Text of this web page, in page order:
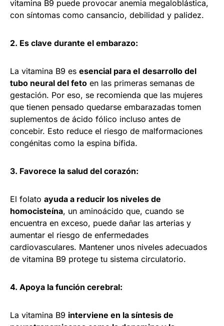
vitamina B9 puede provocar anemia megaloblástica,
con síntomas como cansancio, debilidad y palidez.
2. Es clave durante el embarazo:
La vitamina B9 es esencial para el desarrollo del
tubo neural del feto en las primeras semanas de
gestación. Por eso, se recomienda que las mujeres
que tienen pensado quedarse embarazadas tomen
suplementos de ácido fólico incluso antes de
concebir. Esto reduce el riesgo de malformaciones
congénitas como la espina bífida.
3. Favorece la salud del corazón:
El folato ayuda a reducir los niveles de
homocisteína, un aminoácido que, cuando se
encuentra en exceso, puede dañar las arterias y
aumentar el riesgo de enfermedades
cardiovasculares. Mantener unos niveles adecuados
de vitamina B9 protege tu sistema circulatorio.
4. Apoya la función cerebral:
La vitamina B9 interviene en la síntesis de